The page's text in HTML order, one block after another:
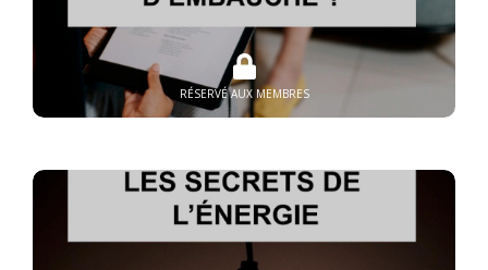
RÉSERVÉ AUX MEMBRES